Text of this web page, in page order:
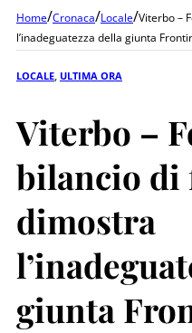
Home/Cronaca/Locale/Viterbo –
l’inadeguatezza della giunta
LOCALE ULTIMA ORA
Viterbo –
bilancio di
dimostra
giunta